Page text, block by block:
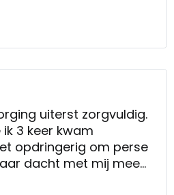
uiterst zorgvuldig.
3 keer kwam
dacht met mij mee